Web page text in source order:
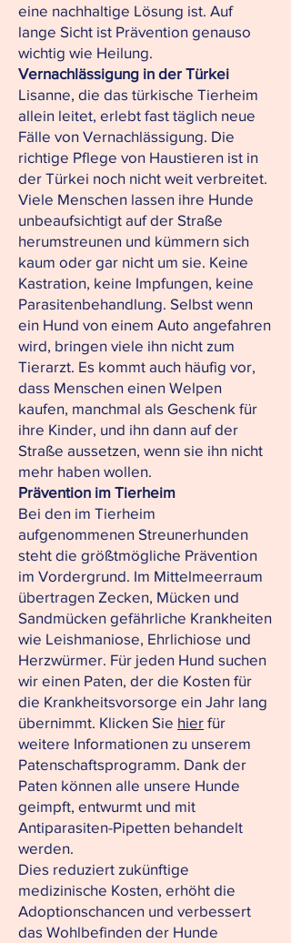
eine nachhaltige Lösung ist. Auf
lange Sicht ist Prävention genauso
wichtig wie Heilung.
Vernachlässigung in der Türkei
Lisanne, die das türkische Tierheim
allein leitet, erlebt fast täglich neue
Fälle von Vernachlässigung. Die
richtige Pflege von Haustieren ist in
der Türkei noch nicht weit verbreitet.
Viele Menschen lassen ihre Hunde
unbeaufsichtigt auf der Straße
herumstreunen und kümmern sich
kaum oder gar nicht um sie. Keine
Kastration, keine Impfungen, keine
Parasitenbehandlung. Selbst wenn
ein Hund von einem Auto angefahren
wird, bringen viele ihn nicht zum
Tierarzt. Es kommt auch häufig vor,
dass Menschen einen Welpen
kaufen, manchmal als Geschenk für
ihre Kinder, und ihn dann auf der
Straße aussetzen, wenn sie ihn nicht
mehr haben wollen.
Prävention im Tierheim
Bei den im Tierheim
aufgenommenen Streunerhunden
steht die größtmögliche Prävention
im Vordergrund. Im Mittelmeerraum
übertragen Zecken, Mücken und
Sandmücken gefährliche Krankheiten
wie Leishmaniose, Ehrlichiose und
Herzwürmer. Für jeden Hund suchen
wir einen Paten, der die Kosten für
die Krankheitsvorsorge ein Jahr lang
übernimmt. Klicken Sie hier für
weitere Informationen zu unserem
Patenschaftsprogramm. Dank der
Paten können alle unsere Hunde
geimpft, entwurmt und mit
Antiparasiten-Pipetten behandelt
werden.
Dies reduziert zukünftige
medizinische Kosten, erhöht die
Adoptionschancen und verbessert
das Wohlbefinden der Hunde